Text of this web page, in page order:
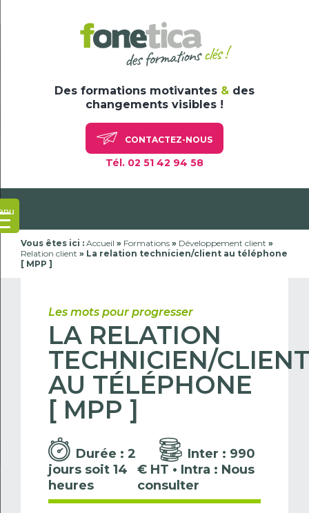
Des formations motivantes & des
changements visibles !
CONTACTEZ-NOUS
Tél. 02 51 42 94 58
Vous êtes ici : Accueil » Formations » Développement client »
Relation client » La relation technicien/client au téléphone
[ MPP ]
Les mots pour progresser
LA RELATION
TECHNICIEN/CLIENT
AU TÉLÉPHONE
[ MPP ]
Durée : 2
jours soit 14
heures
Inter : 990
€ HT • Intra : Nous
consulter